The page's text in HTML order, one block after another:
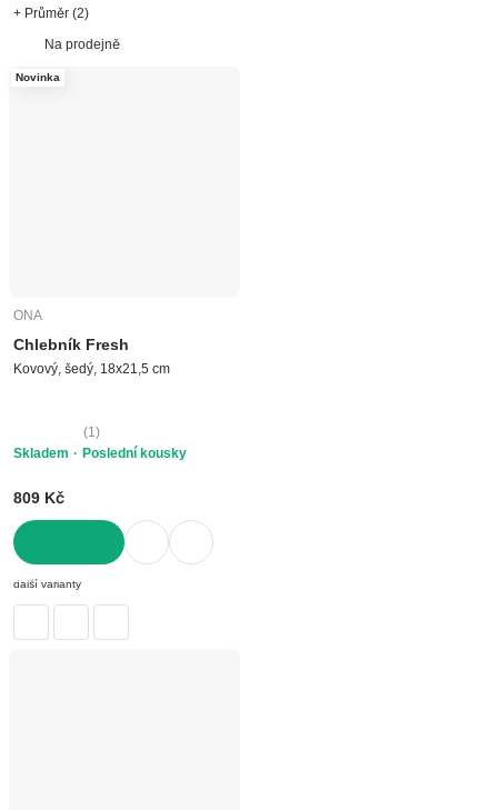
+ Průměr (2)
Na prodejně
Novinka
ONA
Chlebník Fresh
Kovový, šedý, 18x21,5 cm
(1)
Skladem
Poslední kousky
809 Kč
DO KOŠÍKU
další varianty